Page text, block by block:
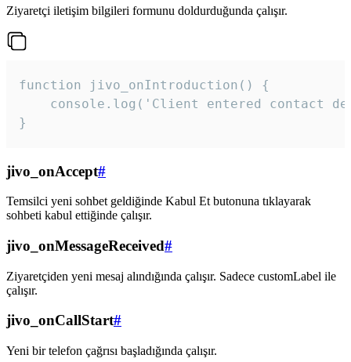
Ziyaretçi iletişim bilgileri formunu doldurduğunda çalışır.
function jivo_onIntroduction() {
console.log('Client entered contact
}
jivo_onAccept#
Temsilci yeni sohbet geldiğinde Kabul Et butonuna tıklayarak
sohbeti kabul ettiğinde çalışır.
jivo_onMessageReceived#
Ziyaretçiden yeni mesaj alındığında çalışır. Sadece customLabel ile
çalışır.
jivo_onCallStart#
Yeni bir telefon çağrısı başladığında çalışır.